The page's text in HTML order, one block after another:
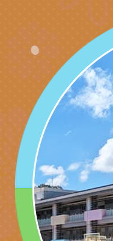
角色
月份
訊
台北
「櫻
展」
檢送
字稿
轉知
「115
知能
檢送
字稿
函轉
「115
知能
有關
學辦
樂會-
檢送
「小
檢送